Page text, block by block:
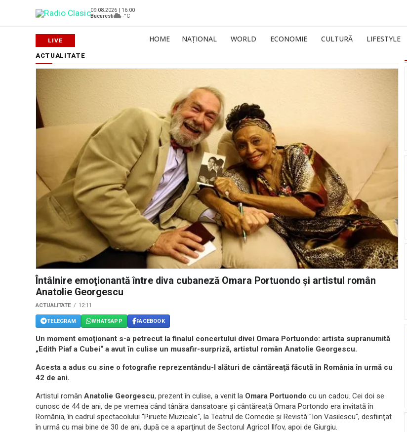
09.08.2026 | 16:00
Bucuresti
--°C
HOME NAȚIONAL WORLD ECONOMIE CULTURĂ LIFESTYLE
ACTUALITATE
Întâlnire emoţionantă între diva cubaneză Omara Portuondo şi artistul român
Anatolie Georgescu
ACTUALITATE 12:11
TELEGRAM WHATSAPP FACEBOOK
Un moment emoţionant s-a petrecut la finalul concertului divei Omara Portuondo: artista supranumită
„Edith Piaf a Cubei“ a avut în culise un musafir-surpriză, artistul român Anatolie Georgescu.
Acesta a adus cu sine o fotografie reprezentându-l alături de cântăreaţă făcută în România în urmă cu
42 de ani.
Artistul român Anatolie Georgescu, prezent în culise, a venit la Omara Portuondo cu un cadou. Cei doi se
cunosc de 44 de ani, de pe vremea când tânăra dansatoare şi cântăreaţă Omara Portondo era invitată în
România, în cadrul spectacolului "Piruete Muzicale", la Teatrul de Comedie şi Revistă "Ion Vasilescu", desfiinţat
în urmă cu mai bine de 30 de ani, după ce a aparţinut de Sectorul Agricol Ilfov, apoi de Giurgiu.